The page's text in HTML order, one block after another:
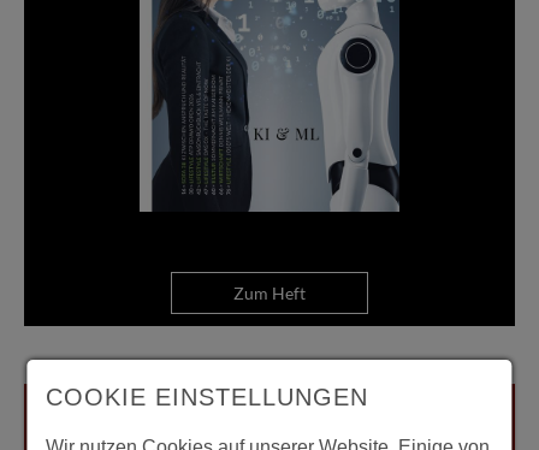
Zum Heft
COOKIE EINSTELLUNGEN